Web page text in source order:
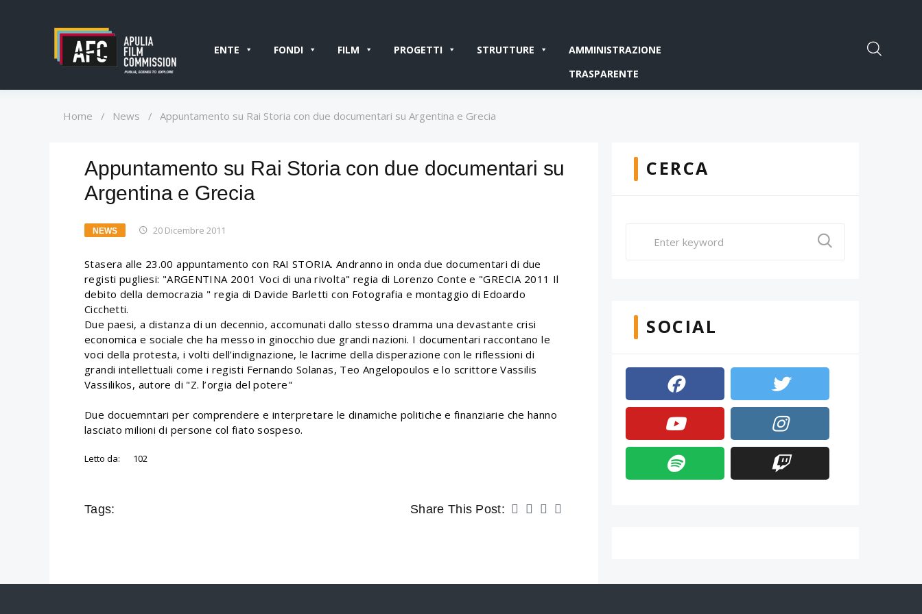
ENTE FONDI FILM PROGETTI STRUTTURE
AMMINISTRAZIONE
TRASPARENTE
Home / News / Appuntamento su Rai Storia con due documentari su Argentina e Grecia
Appuntamento su Rai Storia con due documentari su
Argentina e Grecia
NEWS 20 Dicembre 2011
Stasera alle 23.00 appuntamento con RAI STORIA. Andranno in onda due documentari di due
registi pugliesi: "ARGENTINA 2001 Voci di una rivolta" regia di Lorenzo Conte e "GRECIA 2011 Il
debito della democrazia " regia di Davide Barletti con Fotografia e montaggio di Edoardo
Cicchetti.
Due paesi, a distanza di un decennio, accomunati dallo stesso dramma una devastante crisi
economica e sociale che ha messo in ginocchio due grandi nazioni. I documentari raccontano le
voci della protesta, i volti dell’indignazione, le lacrime della disperazione con le riflessioni di
grandi intellettuali come i registi Fernando Solanas, Teo Angelopoulos e lo scrittore Vassilis
Vassilikos, autore di "Z. l’orgia del potere"
Due docuemntari per comprendere e interpretare le dinamiche politiche e finanziarie che hanno
lasciato milioni di persone col fiato sospeso.
Letto da: 102
Tags: Share This Post:
CERCA
SOCIAL